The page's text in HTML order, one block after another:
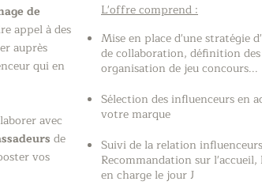
de
appel à des
auprès
qui en
avec
de
vos
Mise en place d'une stratégie
de collaboration, définition
organisation de jeu concours...
Sélection des influenceurs en
votre marque
Suivi de la relation
Recommandation sur l'accueil,
en charge le jour J
L'offre comprend :